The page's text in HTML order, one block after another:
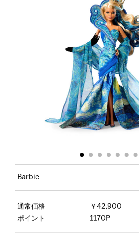
Barbie
通常価格
￥42,900
ポイント
1170P